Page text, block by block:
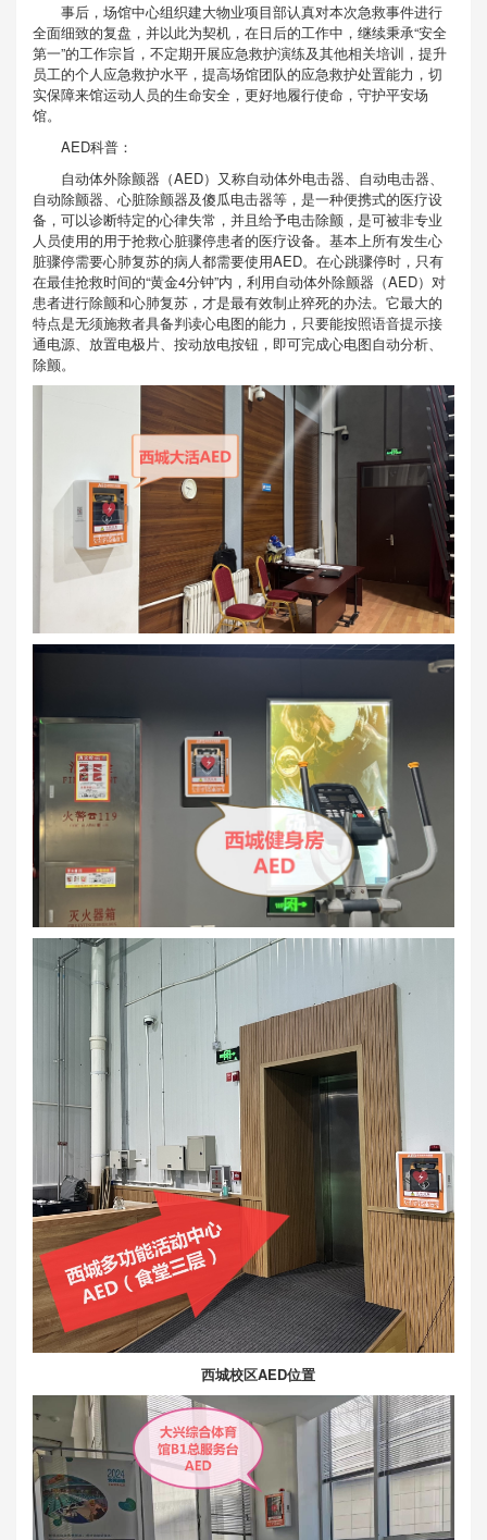
事后，场馆中心组织建大物业项目部认真对本次急救事件进行
全面细致的复盘，并以此为契机，在日后的工作中，继续秉承“安全
第一”的工作宗旨，不定期开展应急救护演练及其他相关培训，提升
员工的个人应急救护水平，提高场馆团队的应急救护处置能力，切
实保障来馆运动人员的生命安全，更好地履行使命，守护平安场
馆。
AED科普：
自动体外除颤器（AED）又称自动体外电击器、自动电击器、
自动除颤器、心脏除颤器及傻瓜电击器等，是一种便携式的医疗设
备，可以诊断特定的心律失常，并且给予电击除颤，是可被非专业
人员使用的用于抢救心脏骤停患者的医疗设备。基本上所有发生心
脏骤停需要心肺复苏的病人都需要使用AED。在心跳骤停时，只有
在最佳抢救时间的“黄金4分钟”内，利用自动体外除颤器（AED）对
患者进行除颤和心肺复苏，才是最有效制止猝死的办法。它最大的
特点是无须施救者具备判读心电图的能力，只要能按照语音提示接
通电源、放置电极片、按动放电按钮，即可完成心电图自动分析、
除颤。
西城校区AED位置